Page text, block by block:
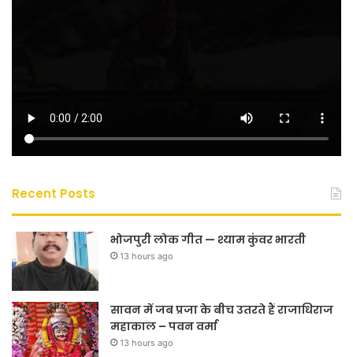
Recent Posts
भोजपुरी लोक गीत — श्याम कुंवर भारती
13 hours ago
सावन में जब प्रजा के बीच उतरते हैं राजाधिराज
महाकाल – पवन वर्मा
13 hours ago